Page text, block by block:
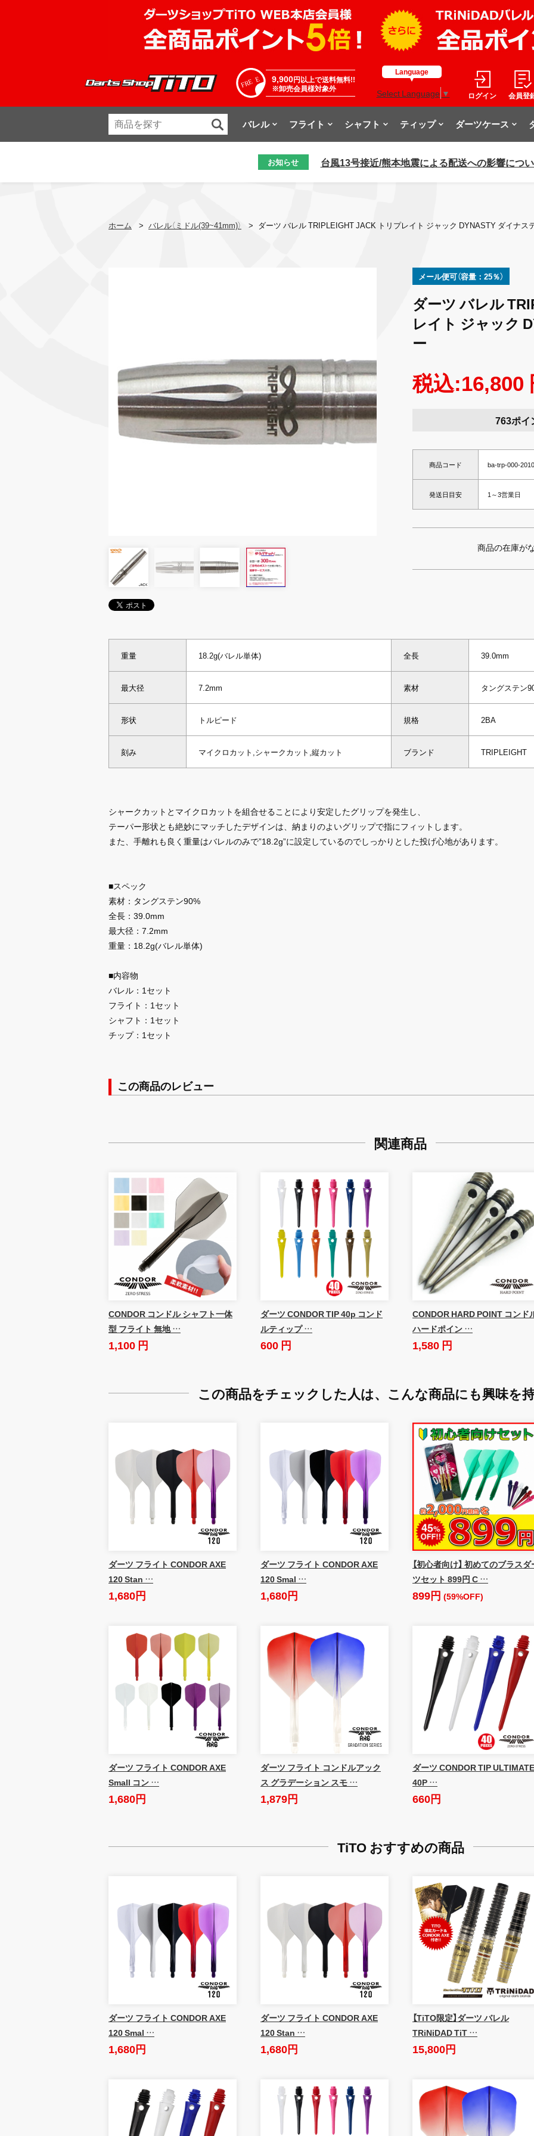
9,900円以上で送料無料!!
※卸売会員様対象外
Language
Select Language ▼ ログイン 会員登
バレル フライト シャフト ティップ ダーツケース
お知らせ 台風13号接近/熊本地震による配送への影響につ
ホーム > バレル（ミドル(39~41mm)） > ダーツ バレル TRIPLEIGHT JACK トリプレイト ジャック DYNASTY ダイナス
メール便可（容量：25％）
ダーツ バレル
レイト ジャック
ー
税込:16,800
763ポイ
商品コード ba-trp-000-
発送日目安 1～3営業日
商品の在庫が
重量 18.2g(バレル単体)
最大径 7.2mm
形状 トルピード
刻み マイクロカット,シャークカット,縦カット
全長 39.0mm
素材 タングステン
規格 2BA
ブランド TRIPLEIGHT
シャークカットとマイクロカットを組合せることにより安定したグリップを発生し、
テーパー形状とも絶妙にマッチしたデザインは、納まりのよいグリップで指にフィットします。
また、手離れも良く重量はバレルのみで”18.2g”に設定しているのでしっかりとした投げ心地があります。
■スペック
素材：タングステン90%
全長：39.0mm
最大径：7.2mm
重量：18.2g(バレル単体)
■内容物
バレル：1セット
フライト：1セット
シャフト：1セット
チップ：1セット
この商品のレビュー
関連商品
CONDOR コンドル シャフト一体
型 フライト 無地 …
1,100 円
ダーツ CONDOR TIP 40p コンド
ルティップ …
600 円
CONDOR HARD POINT コンド
ハードポイン …
1,580 円
この商品をチェックした人は、 こんな商品にも興味を
ダーツ フライト CONDOR AXE
120 Stan …
1,680円
ダーツ フライト CONDOR AXE
120 Smal …
1,680円
【初心者向け】 初めてのブラスダ
ツセット 899円 C …
899円 (59%OFF)
ダーツ フライト CONDOR AXE
Small コン …
1,680円
ダーツ フライト コンドルアック
ス グラデーション スモ …
1,879円
ダーツ CONDOR TIP ULTIMATE
40P …
660円
TiTO おすすめの商品
ダーツ フライト CONDOR AXE
120 Smal …
1,680円
ダーツ フライト CONDOR AXE
120 Stan …
1,680円
【TiTO限定】ダーツ バレル
TRiNiDAD TiT …
15,800円